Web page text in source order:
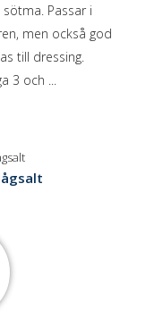
Passar i
men också god
till dressing.
3 och ...